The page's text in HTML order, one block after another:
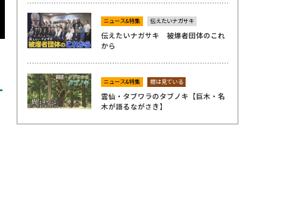
ニュース&特集 伝えたいナガサキ
伝えたいナガサキ 被爆者団体のこれ
から
ニュース&特集 樹は見ている
雲仙・タブワラのタブノキ【巨木・名
木が語るながさき】